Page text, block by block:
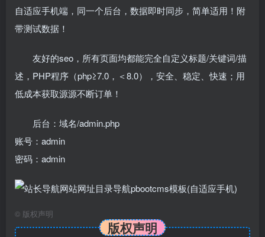
自适应手机端，同一个后台，数据即时同步，简单适用！附
带测试数据！
友好的seo，所有页面均都能完全自定义标题/关键词/描
述，PHP程序（php≥7.0，＜8.0），安全、稳定、快速；用
低成本获取源源不断订单！
后台：域名/admin.php
账号：admin
密码：admin
© 版权声明
版权声明